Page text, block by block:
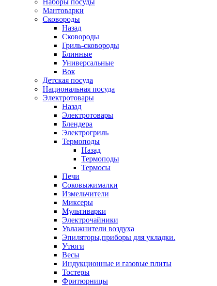
Наборы посуды
Мантоварки
Сковороды
Назад
Сковороды
Гриль-сковороды
Блинные
Универсальные
Вок
Детская посуда
Национальная посуда
Электротовары
Назад
Электротовары
Блендера
Электрогриль
Термоподы
Назад
Термоподы
Термосы
Печи
Соковыжималки
Измельчители
Миксеры
Мультиварки
Электрочайники
Увлажнители воздуха
Эпиляторы,приборы для укладки.
Утюги
Весы
Индукционные и газовые плиты
Тостеры
Фритюрницы